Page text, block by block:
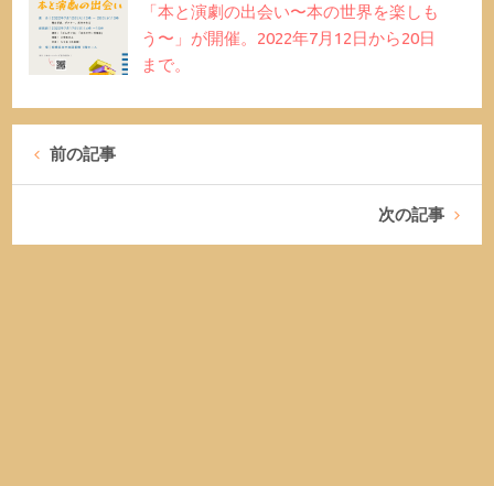
「本と演劇の出会い〜本の世界を楽しも
う〜」が開催。2022年7月12日から20日
まで。
前の記事
次の記事